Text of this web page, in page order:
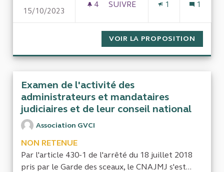
15/10/2023
4 4 ABONNÉS
SUIVRE
1 1
VOIR LA PROPOSITION
Examen de l'activité des
administrateurs et mandataires
judiciaires et de leur conseil national
Association GVCI
NON RETENUE
Par l'article 430-1 de l'arrêté du 18 juillet 2018
pris par le Garde des sceaux, le CNAJMJ s'est...